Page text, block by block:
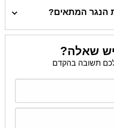
הנגר המתאים?
שאלה?
לכם תשובה בהקדם